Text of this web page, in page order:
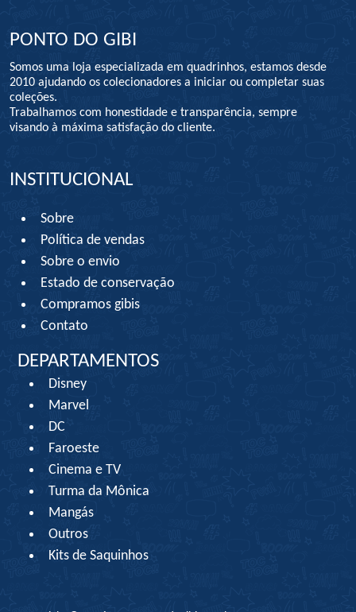
PONTO DO GIBI
Somos uma loja especializada em quadrinhos, estamos desde
2010 ajudando os colecionadores a iniciar ou completar suas
coleções.
Trabalhamos com honestidade e transparência, sempre
visando à máxima satisfação do cliente.
INSTITUCIONAL
Sobre
Política de vendas
Sobre o envio
Estado de conservação
Compramos gibis
Contato
DEPARTAMENTOS
Disney
Marvel
DC
Faroeste
Cinema e TV
Turma da Mônica
Mangás
Outros
Kits de Saquinhos